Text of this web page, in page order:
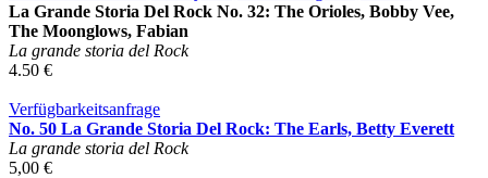
La Grande Storia Del Rock No. 32: The Orioles, Bobby Vee,
The Moonglows, Fabian
La grande storia del Rock
4.50 €
Verfügbarkeitsanfrage
No. 50 La Grande Storia Del Rock: The Earls, Betty Everett
La grande storia del Rock
5,00 €